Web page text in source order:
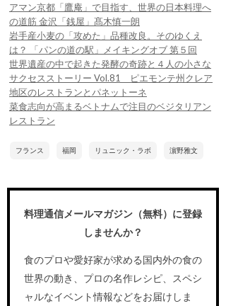
アマン京都「鷹庵」で目指す、世界の日本料理へ
の道筋 金沢「銭屋」髙木慎一朗
岩手産小麦の「攻めた」品種改良。そのゆくえ
は？ 「パンの道の駅」メイキングオブ 第５回
世界遺産の中で起きた発酵の奇跡と４人の小さな
サクセスストーリー Vol.81 ピエモンテ州クレア
地区のレストランとパネットーネ
菜食志向が高まるベトナムで注目のベジタリアン
レストラン
フランス 福岡 リュニック・ラボ 濵野雅文
料理通信メールマガジン（無料）に登録
しませんか？
食のプロや愛好家が求める国内外の食の
世界の動き、プロの名作レシピ、スペシ
ャルなイベント情報などをお届けしま